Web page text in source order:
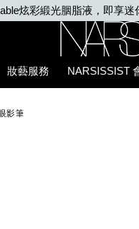
炫彩緞光胭脂液，即享
妝藝服務 NARSISSIST
影筆